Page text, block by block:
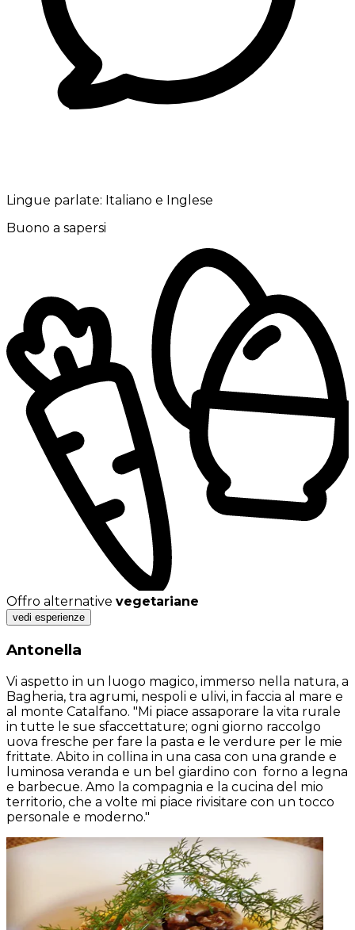
Lingue parlate: Italiano e Inglese
Buono a sapersi
Offro alternative vegetariane
vedi esperienze
Antonella
Vi aspetto in un luogo magico, immerso nella natura, a
Bagheria, tra agrumi, nespoli e ulivi, in faccia al mare e
al monte Catalfano. "Mi piace assaporare la vita rurale
in tutte le sue sfaccettature; ogni giorno raccolgo
uova fresche per fare la pasta e le verdure per le mie
frittate. Abito in collina in una casa con una grande e
luminosa veranda e un bel giardino con forno a legna
e barbecue. Amo la compagnia e la cucina del mio
territorio, che a volte mi piace rivisitare con un tocco
personale e moderno."